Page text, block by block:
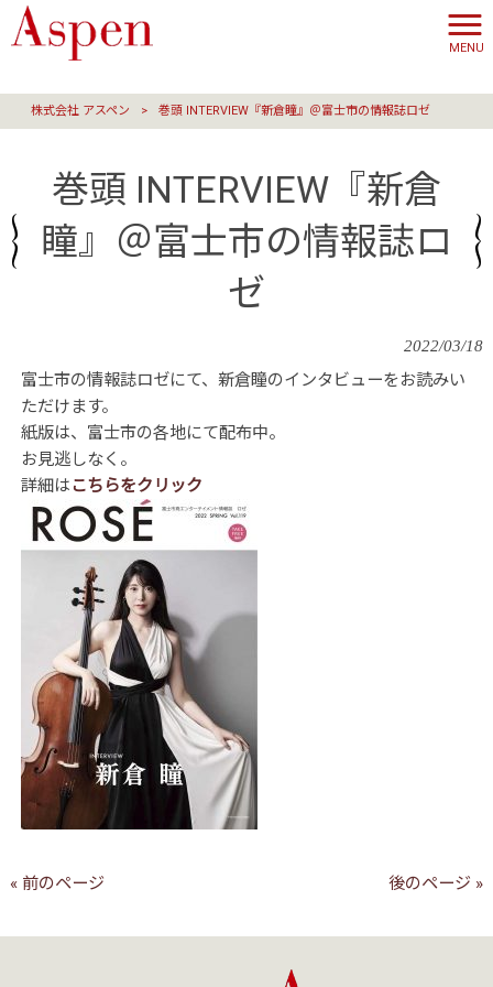
MENU
株式会社 アスペン > 巻頭 INTERVIEW『新倉瞳』＠富士市の情報誌ロゼ
巻頭 INTERVIEW『新倉
瞳』＠富士市の情報誌ロ
ゼ
2022/03/18
富士市の情報誌ロゼにて、新倉瞳のインタビューをお読みい
ただけます。
紙版は、富士市の各地にて配布中。
お見逃しなく。
詳細は こちらをクリック
« 前のページ 後のページ »